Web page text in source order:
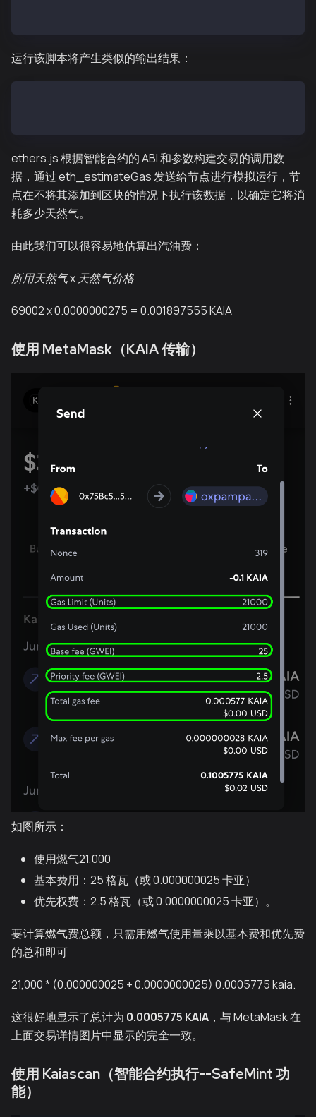
运行该脚本将产生类似的输出结果：
ethers.js 根据智能合约的 ABI 和参数构建交易的调用数
据，通过 eth_estimateGas 发送给节点进行模拟运行，节
点在不将其添加到区块的情况下执行该数据，以确定它将消
耗多少天然气。
由此我们可以很容易地估算出汽油费：
所用天然气x 天然气价格
69002 x 0.0000000275 = 0.001897555 KAIA
使用 MetaMask（KAIA 传输）
如图所示：
使用燃气21,000
基本费用：25 格瓦（或 0.000000025 卡亚）
优先权费：2.5 格瓦（或 0.0000000025 卡亚）。
要计算燃气费总额，只需用燃气使用量乘以基本费和优先费
的总和即可
21,000 * (0.000000025 + 0.0000000025) 0.0005775 kaia.
这很好地显示了总计为 0.0005775 KAIA ，与 MetaMask 在
上面交易详情图片中显示的完全一致。
使用 Kaiascan（智能合约执行--SafeMint 功
能）